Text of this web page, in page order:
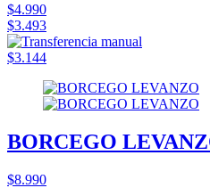
$4.990
$3.493
$3.144
BORCEGO
$8.990